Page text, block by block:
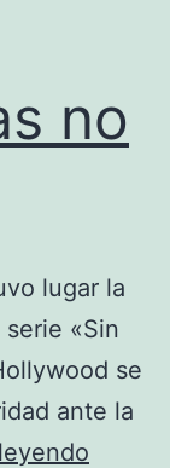
no
lugar la
«Sin
se
ante la